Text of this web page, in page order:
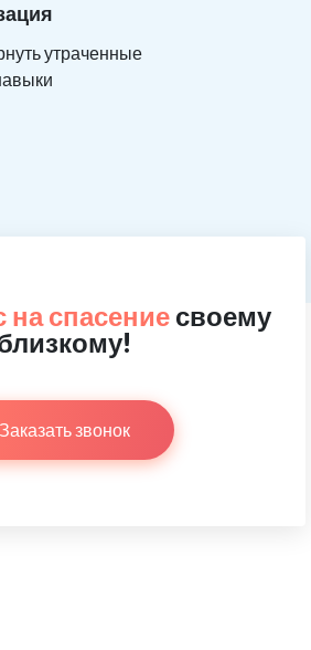
утраченные
на спасение своему
Заказать звонок